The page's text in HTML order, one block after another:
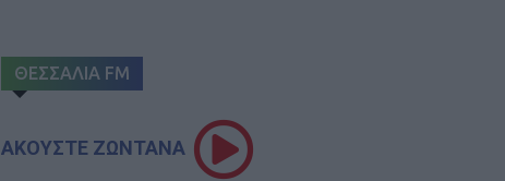
ΘΕΣΣΑΛΙΑ FM
ΑΚΟΥΣΤΕ ΖΩΝΤΑΝΑ